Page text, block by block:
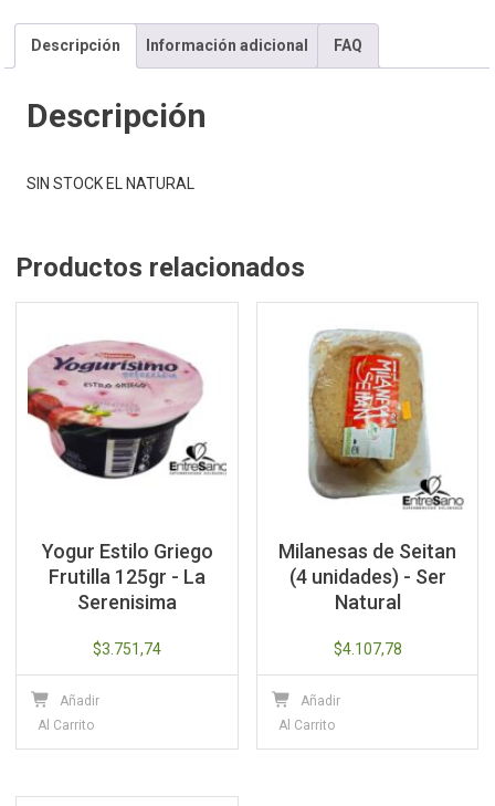
Descripción Información adicional FAQ
Descripción
SIN STOCK EL NATURAL
Productos relacionados
Yogur Estilo Griego
Frutilla 125gr - La
Serenisima
$3.751,74
Añadir
Al Carrito
Milanesas de Seitan
(4 unidades) - Ser
Natural
$4.107,78
Añadir
Al Carrito